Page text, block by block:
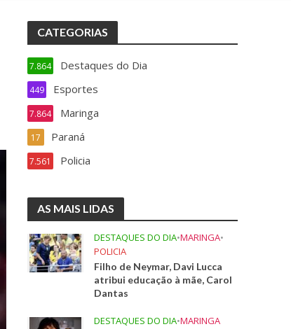
CATEGORIAS
Destaques do Dia
7.864
Esportes
449
Maringa
7.864
Paraná
17
Policia
7.561
AS MAIS LIDAS
DESTAQUES DO DIA•MARINGA•
POLICIA
Filho de Neymar, Davi Lucca
atribui educação à mãe, Carol
Dantas
DESTAQUES DO DIA•MARINGA